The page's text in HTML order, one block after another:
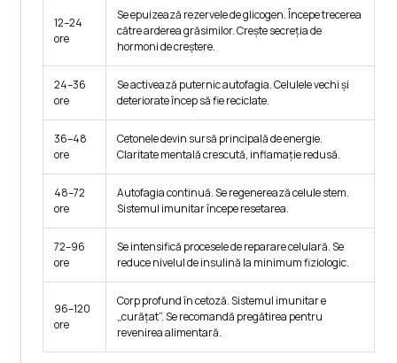
12–24
ore
Se epuizează rezervele de glicogen. Începe trecerea
către arderea grăsimilor. Crește secreția de
hormoni de creștere.
24–36
ore
Se activează puternic autofagia. Celulele vechi și
deteriorate încep să fie reciclate.
36–48
ore
Cetonele devin sursă principală de energie.
Claritate mentală crescută, inflamație redusă.
48–72
ore
Autofagia continuă. Se regenerează celule stem.
Sistemul imunitar începe resetarea.
72–96
ore
Se intensifică procesele de reparare celulară. Se
reduce nivelul de insulină la minimum fiziologic.
96–120
ore
Corp profund în cetoză. Sistemul imunitar e
„curățat”. Se recomandă pregătirea pentru
revenirea alimentară.